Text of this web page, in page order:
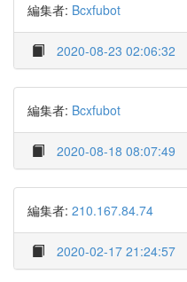
編集者: Bcxfubot
2020-08-23 02:06:32
編集者: Bcxfubot
2020-08-18 08:07:49
編集者: 210.167.84.74
2020-02-17 21:24:57